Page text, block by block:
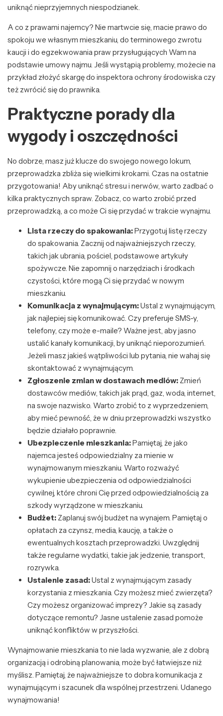
uniknąć nieprzyjemnych niespodzianek.
A co z prawami najemcy? Nie martwcie się, macie prawo do
spokoju we własnym mieszkaniu, do terminowego zwrotu
kaucji i do egzekwowania praw przysługujących Wam na
podstawie umowy najmu. Jeśli wystąpią problemy, możecie na
przykład złożyć skargę do inspektora ochrony środowiska czy
też zwrócić się do prawnika.
Praktyczne porady dla
wygody i oszczędności
No dobrze, masz już klucze do swojego nowego lokum,
przeprowadzka zbliża się wielkimi krokami. Czas na ostatnie
przygotowania! Aby uniknąć stresu i nerwów, warto zadbać o
kilka praktycznych spraw. Zobacz, co warto zrobić przed
przeprowadzką, a co może Ci się przydać w trakcie wynajmu.
Lista rzeczy do spakowania:Przygotuj listę rzeczy
do spakowania. Zacznij od najważniejszych rzeczy,
takich jak ubrania, pościel, podstawowe artykuły
spożywcze. Nie zapomnij o narzędziach i środkach
czystości, które mogą Ci się przydać w nowym
mieszkaniu.
Komunikacja z wynajmującym:Ustal z wynajmującym,
jak najlepiej się komunikować. Czy preferuje SMS-y,
telefony, czy może e-maile? Ważne jest, aby jasno
ustalić kanały komunikacji, by uniknąć nieporozumień.
Jeżeli masz jakieś wątpliwości lub pytania, nie wahaj się
skontaktować z wynajmującym.
Zgłoszenie zmian w dostawach mediów: Zmień
dostawców mediów, takich jak prąd, gaz, woda, internet,
na swoje nazwisko. Warto zrobić to z wyprzedzeniem,
aby mieć pewność, że w dniu przeprowadzki wszystko
będzie działało poprawnie.
Ubezpieczenie mieszkania:Pamiętaj, że jako
najemca jesteś odpowiedzialny za mienie w
wynajmowanym mieszkaniu. Warto rozważyć
wykupienie ubezpieczenia od odpowiedzialności
cywilnej, które chroni Cię przed odpowiedzialnością za
szkody wyrządzone w mieszkaniu.
Budżet: Zaplanuj swój budżet na wynajem. Pamiętaj o
opłatach za czynsz, media, kaucję, a także o
ewentualnych kosztach przeprowadzki. Uwzględnij
także regularne wydatki, takie jak jedzenie, transport,
rozrywka.
Ustalenie zasad:Ustal z wynajmującym zasady
korzystania z mieszkania. Czy możesz mieć zwierzęta?
Czy możesz organizować imprezy? Jakie są zasady
dotyczące remontu? Jasne ustalenie zasad pomoże
uniknąć konfliktów w przyszłości.
Wynajmowanie mieszkania to nie lada wyzwanie, ale z dobrą
organizacją i odrobiną planowania, może być łatwiejsze niż
myślisz. Pamiętaj, że najważniejsze to dobra komunikacja z
wynajmującym i szacunek dla wspólnej przestrzeni. Udanego
wynajmowania!